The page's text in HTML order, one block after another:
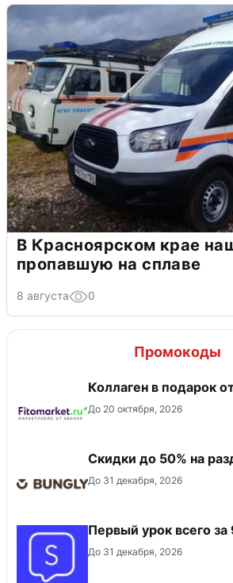
В Красноярском крае
пропавшую на сплаве
8 августа 0
Промокоды
Коллаген в подарок
До 20 октября, 2026
Скидки до 50% на
До 31 декабря, 2026
Первый урок всего за
До 31 декабря, 2026